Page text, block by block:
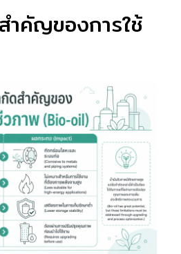
ำคัญของการใช้